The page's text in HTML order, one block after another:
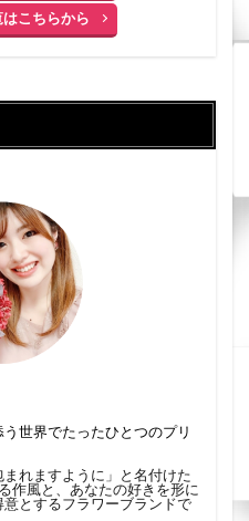
こちらから
世界でたったひとつのプリ
まれますように」と名付けた
作風と、あなたの好きを形に
とするフラワーブランドで